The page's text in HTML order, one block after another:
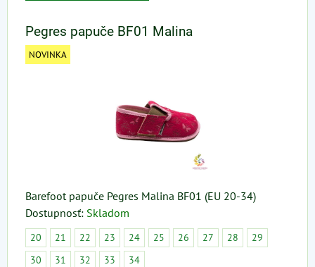
Pegres papuče BF01 Malina
NOVINKA
Barefoot papuče Pegres Malina BF01 (EU 20-34)
Dostupnosť: Skladom
20 21 22 23 24 25 26 27 28
29
30
31 32 33 34